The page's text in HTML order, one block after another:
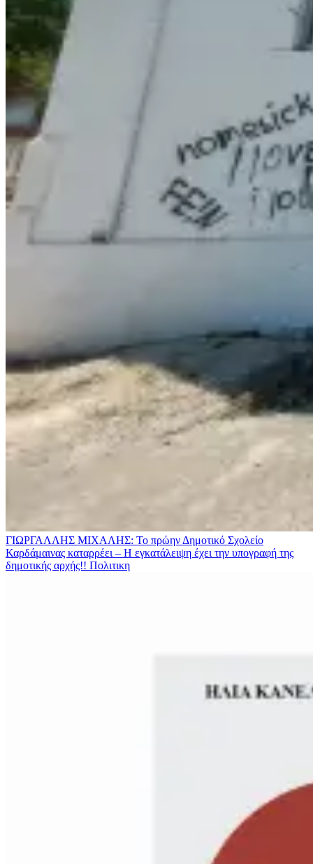
ΓΙΩΡΓΑΛΛΗΣ ΜΙΧΑΛΗΣ: Το πρώην Δημοτικό Σχολείο
Καρδάμαινας καταρρέει – Η εγκατάλειψη έχει την υπογραφή της
δημοτικής αρχής!! Πολιτικη